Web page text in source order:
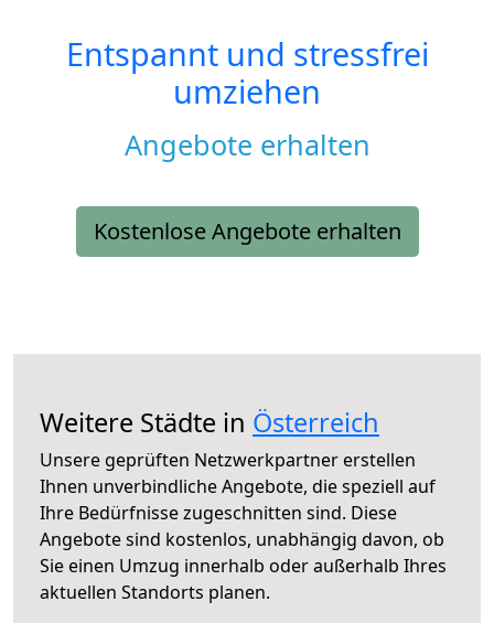
Entspannt und stressfrei
umziehen
Angebote erhalten
Kostenlose Angebote erhalten
Weitere Städte in Österreich
Unsere geprüften Netzwerkpartner erstellen
Ihnen unverbindliche Angebote, die speziell auf
Ihre Bedürfnisse zugeschnitten sind. Diese
Angebote sind kostenlos, unabhängig davon, ob
Sie einen Umzug innerhalb oder außerhalb Ihres
aktuellen Standorts planen.